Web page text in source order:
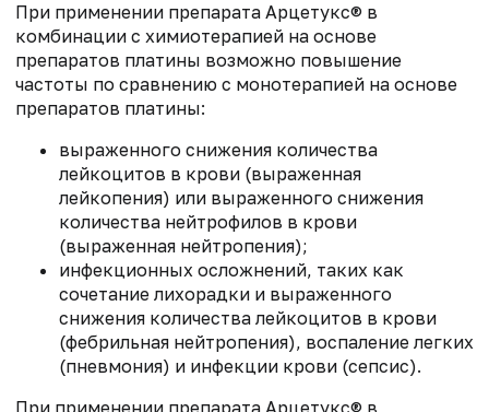
При применении препарата Арцетукс® в
комбинации с химиотерапией на основе
препаратов платины возможно повышение
частоты по сравнению с монотерапией на основе
препаратов платины:
выраженного снижения количества
лейкоцитов в крови (выраженная
лейкопения) или выраженного снижения
количества нейтрофилов в крови
(выраженная нейтропения);
инфекционных осложнений, таких как
сочетание лихорадки и выраженного
снижения количества лейкоцитов в крови
(фебрильная нейтропения), воспаление легких
(пневмония) и инфекции крови (сепсис).